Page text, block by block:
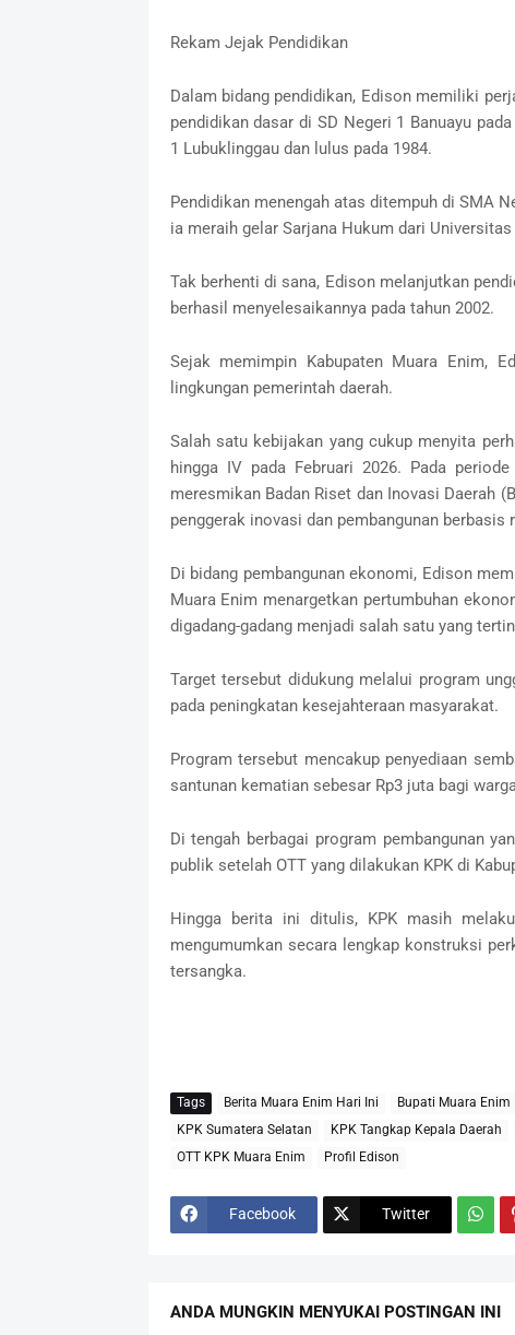
Rekam Jejak Pendidikan
Dalam bidang pendidikan, Edison memiliki
pendidikan dasar di SD Negeri 1 Banuayu
1 Lubuklinggau dan lulus pada 1984.
Pendidikan menengah atas ditempuh di SMA
ia meraih gelar Sarjana Hukum dari
Tak berhenti di sana, Edison melanjutkan
berhasil menyelesaikannya pada tahun 2002.
Sejak memimpin Kabupaten Muara Enim,
lingkungan pemerintah daerah.
Salah satu kebijakan yang cukup menyita
hingga IV pada Februari 2026. Pada
meresmikan Badan Riset dan Inovasi Daerah
penggerak inovasi dan pembangunan berbasis
Di bidang pembangunan ekonomi, Edison
Muara Enim menargetkan pertumbuhan
digadang-gadang menjadi salah satu yang
Target tersebut didukung melalui program
pada peningkatan kesejahteraan masyarakat.
Program tersebut mencakup penyediaan
santunan kematian sebesar Rp3 juta bagi
Di tengah berbagai program pembangunan
publik setelah OTT yang dilakukan KPK di
Hingga berita ini ditulis, KPK masih
mengumumkan secara lengkap konstruksi
tersangka.
Tags Berita Muara Enim Hari Ini Bupati Muara Enim
KPK Sumatera Selatan
KPK Tangkap Kepala Daerah
OTT KPK Muara Enim
Profil Edison
Facebook Twitter
ANDA MUNGKIN MENYUKAI POSTINGAN INI